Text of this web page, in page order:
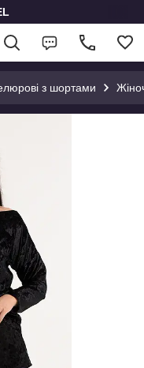
з шортами